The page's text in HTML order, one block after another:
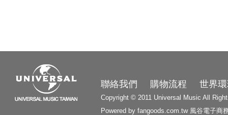
聯絡我們 購物流程 世界
Copyright © 2011 Universal Music All
Powered by fangoods.com.tw 風谷電子商